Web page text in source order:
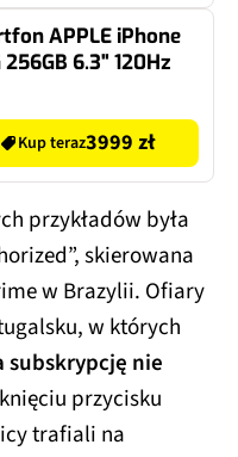
APPLE iPhone
256GB 6.3" 120Hz
Kup teraz3999 zł
przykładów była
skierowana
w Brazylii. Ofiary
w których
subskrypcję nie
przycisku
trafiali na